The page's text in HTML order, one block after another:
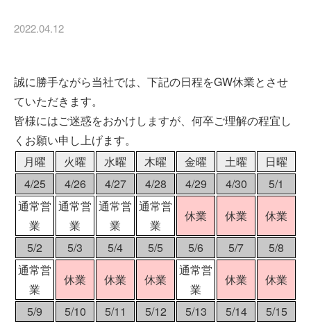
2022.04.12
誠に勝手ながら当社では、下記の日程をGW休業とさせ
ていただきます。
皆様にはご迷惑をおかけしますが、何卒ご理解の程宜し
くお願い申し上げます。
月曜
火曜 水曜 木曜 金曜 土曜
日曜
4/25
4/26 4/27 4/28 4/29 4/30
5/1
通常営
業
通常営
業
通常営
業
通常営
業
休業 休業
休業
5/2
5/3 5/4 5/5 5/6 5/7
5/8
通常営
業
休業 休業 休業
通常営
業
休業
休業
5/9
5/10 5/11 5/12 5/13 5/14
5/15